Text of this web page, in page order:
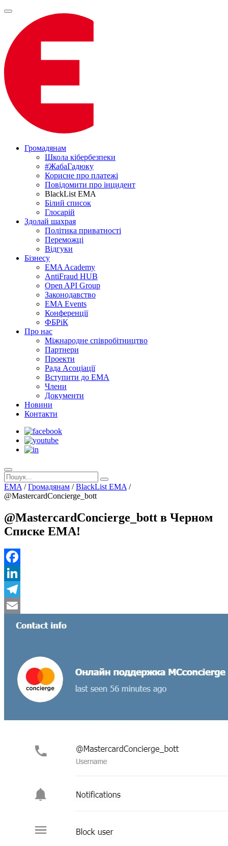
Громадянам
Школа кібербезпеки
#ЖабаГадюку
Корисне про платежі
Повідомити про інцидент
BlackList EMA
Білий список
Глосарій
Здолай шахрая
Політика приватності
Переможцi
Відгуки
Бізнесу
EMA Academy
AntiFraud HUB
Open API Group
Законодавство
EMA Events
Конференції
ФБРіК
Про нас
Міжнародне співробітництво
Партнери
Проекти
Рада Асоціації
Вступити до ЕМА
Члени
Документи
Новини
Контакти
EMA /Громадянам /BlackList EMA /
@MastercardConcierge_bott
@MastercardConcierge_bott в Черном
Списке ЕМА!
Facebook
LinkedIn
Telegram
Email